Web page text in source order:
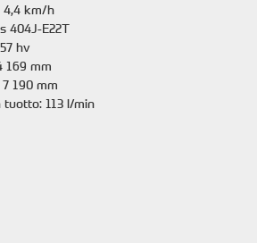
4,4 km/h
404J-E22T
hv
169 mm
190 mm
tuotto: 113 l/min